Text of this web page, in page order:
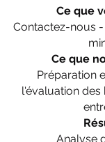
Ce que
Contactez-nous
Ce que
Préparation
l'évaluation des
Analyse